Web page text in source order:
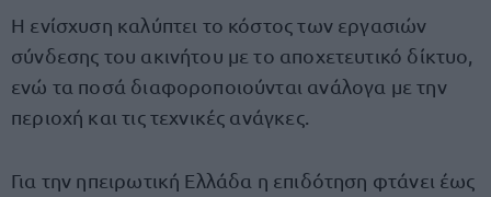
Η ενίσχυση καλύπτει το κόστος των εργασιών
σύνδεσης του ακινήτου με το αποχετευτικό δίκτυο,
ενώ τα ποσά διαφοροποιούνται ανάλογα με την
περιοχή και τις τεχνικές ανάγκες.
Για την ηπειρωτική Ελλάδα η επιδότηση φτάνει έως